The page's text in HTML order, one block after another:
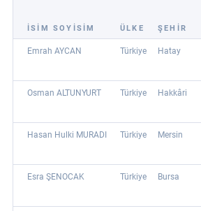
İSİM SOYİSİM ÜLKE ŞEHİR
Emrah AYCAN Türkiye Hatay
Osman ALTUNYURT Türkiye Hakkâri
Hasan Hulki MURADI Türkiye Mersin
Esra ŞENOCAK Türkiye Bursa